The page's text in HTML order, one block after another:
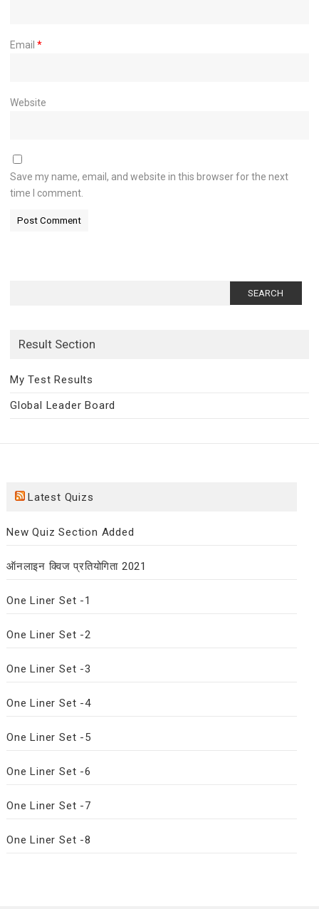
Email *
Website
Save my name, email, and website in this browser for the next
time I comment.
Result Section
My Test Results
Global Leader Board
Latest Quizs
New Quiz Section Added
ऑनलाइन क्विज प्रतियोगिता 2021
One Liner Set -1
One Liner Set -2
One Liner Set -3
One Liner Set -4
One Liner Set -5
One Liner Set -6
One Liner Set -7
One Liner Set -8